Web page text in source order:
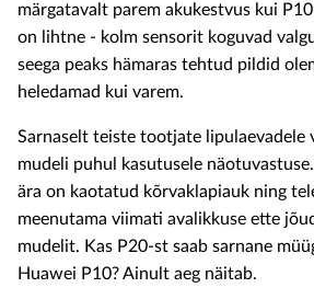
märgatavalt parem akukestvus kui
on lihtne - kolm sensorit koguvad
seega peaks hämaras tehtud pildid
heledamad kui varem.
Sarnaselt teiste tootjate lipulaevadele
mudeli puhul kasutusele
ära on kaotatud kõrvaklapiauk ning
meenutama viimati avalikkuse ette
mudelit. Kas P20-st saab sarnane
Huawei P10? Ainult aeg näitab.